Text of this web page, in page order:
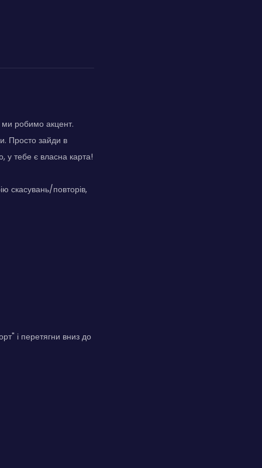
ми робимо акцент.
Просто зайди в
у тебе є власна карта!
скасувань/повторів,
і перетягни вниз до